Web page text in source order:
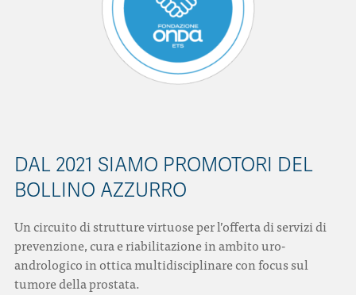
DAL 2021 SIAMO PROMOTORI DEL
BOLLINO AZZURRO
Un circuito di strutture virtuose per l’offerta di servizi di
prevenzione, cura e riabilitazione in ambito uro-
andrologico in ottica multidisciplinare con focus sul
tumore della prostata.